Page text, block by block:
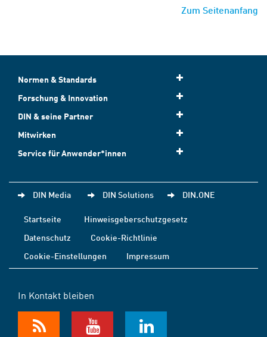
Zum Seitenanfang
Normen & Standards
Forschung & Innovation
DIN & seine Partner
Mitwirken
Service für Anwender*innen
DIN Media DIN Solutions DIN.ONE
Startseite
Hinweisgeberschutzgesetz
Datenschutz
Cookie-Richtlinie
Cookie-Einstellungen
Impressum
In Kontakt bleiben